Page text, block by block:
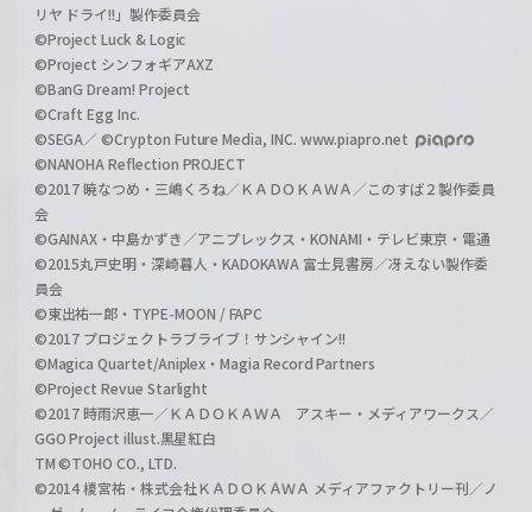
リヤ ドライ!!」製作委員会
©Project Luck & Logic
©Project シンフォギアAXZ
©BanG Dream! Project
©Craft Egg Inc.
©SEGA／ ©Crypton Future Media, INC. www.piapro.net
©NANOHA Reflection PROJECT
©2017 暁なつめ・三嶋くろね／ＫＡＤＯＫＡＷＡ／このすば２製作委員
会
©GAINAX・中島かずき／アニプレックス・KONAMI・テレビ東京・電通
©2015丸戸史明・深崎暮人・KADOKAWA 富士見書房／冴えない製作委
員会
©東出祐一郎・TYPE-MOON / FAPC
©2017 プロジェクトラブライブ！サンシャイン!!
©Magica Quartet/Aniplex・Magia Record Partners
©Project Revue Starlight
©2017 時雨沢恵一／ＫＡＤＯＫＡＷＡ アスキー・メディアワークス／
GGO Project illust.黒星紅白
TM ©TOHO CO., LTD.
©2014 榎宮祐・株式会社ＫＡＤＯＫＡＷＡ メディアファクトリー刊／ノ